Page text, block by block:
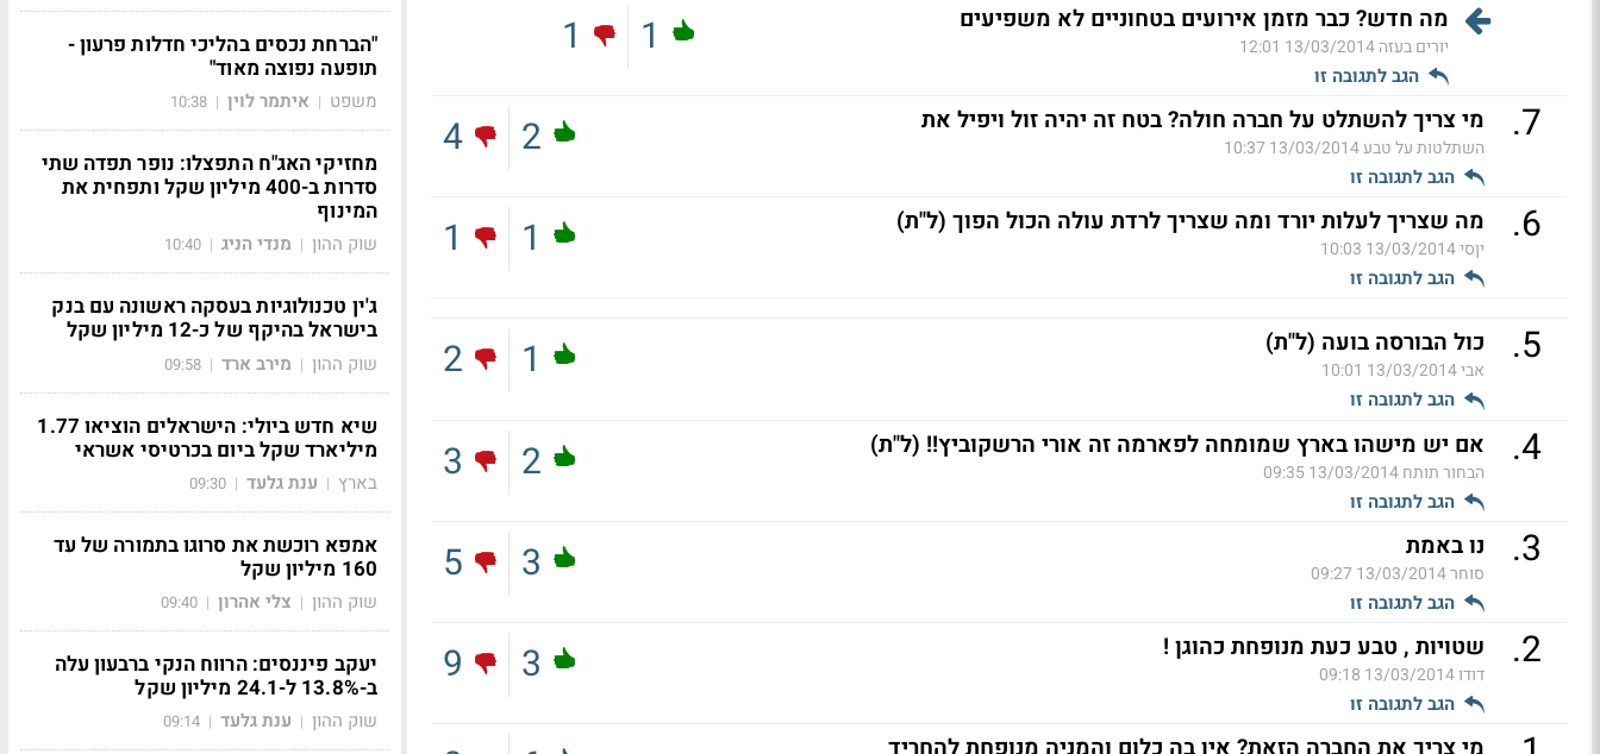
מה חדש? כבר מזמן אירועים בטחוניים לא משפיעים
יורים בעזה13/03/2014 12:01
הגב לתגובה זו
1
1
7
. מי צריך להשתלט על חברה חולה? בטח זה יהיה זול ויפיל את
השתלטות על טבע13/03/2014 10:37
הגב לתגובה זו
2
4
6
. מה שצריך לעלות יורד ומה שצריך לרדת עולה הכול הפוך (ל"ת)
יןסי13/03/2014 10:03
הגב לתגובה זו
1
1
5
. כול הבורסה בועה (ל"ת)
אבי13/03/2014 10:01
הגב לתגובה זו
1
2
4
. אם יש מישהו בארץ שמומחה לפארמה זה אורי הרשקוביץ!! (ל"ת)
הבחור תותח13/03/2014 09:35
הגב לתגובה זו
2
3
3
. נו באמת
סוחר13/03/2014 09:27
הגב לתגובה זו
3
5
2
. שטויות , טבע כעת מנופחת כהוגן !
דודו13/03/2014 09:18
הגב לתגובה זו
3
9
"הברחת נכסים בהליכי חדלות פרעון -
תופעה נפוצה מאוד"
משפט | איתמר לוין |
10:38
מחזיקי האג"ח התפצלו: נופר תפדה שתי
סדרות ב-400 מיליון שקל ותפחית את
המינוף
שוק ההון | מנדי הניג |
10:40
ג'ין טכנולוגיות בעסקה ראשונה עם בנק
בישראל בהיקף של כ-12 מיליון שקל
שוק ההון | מירב ארד |
09:58
שיא חדש ביולי: הישראלים הוציאו 1.77
מיליארד שקל ביום בכרטיסי אשראי
בארץ | ענת גלעד |
09:30
אמפא רוכשת את סרוגו בתמורה של עד
160 מיליון שקל
שוק ההון | צלי אהרון |
09:40
יעקב פיננסים: הרווח הנקי ברבעון עלה
ב-13.8% ל-24.1 מיליון שקל
שוק ההון | ענת גלעד |
09:14